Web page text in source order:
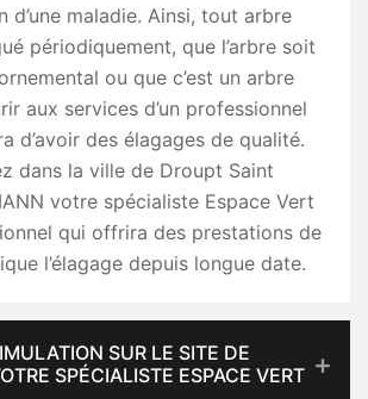
d’une maladie. Ainsi, tout arbre
périodiquement, que l’arbre soit
ou que c’est un arbre
aux services d’un professionnel
d’avoir des élagages de qualité.
dans la ville de Droupt Saint
votre spécialiste Espace Vert
qui offrira des prestations de
l’élagage depuis longue date.
SUR LE SITE DE
SPÉCIALISTE ESPACE VERT